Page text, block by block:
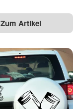
Zum Artikel